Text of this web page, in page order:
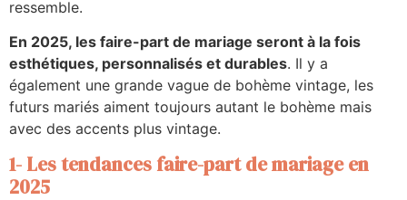
ressemble.
En 2025, les faire-part de mariage seront à la fois
esthétiques, personnalisés et durables. Il y a
également une grande vague de bohème vintage, les
futurs mariés aiment toujours autant le bohème mais
avec des accents plus vintage.
1- Les tendances faire-part de mariage en
2025